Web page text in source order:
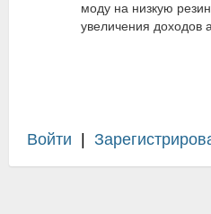
моду на низкую
увеличения доходов
Войти